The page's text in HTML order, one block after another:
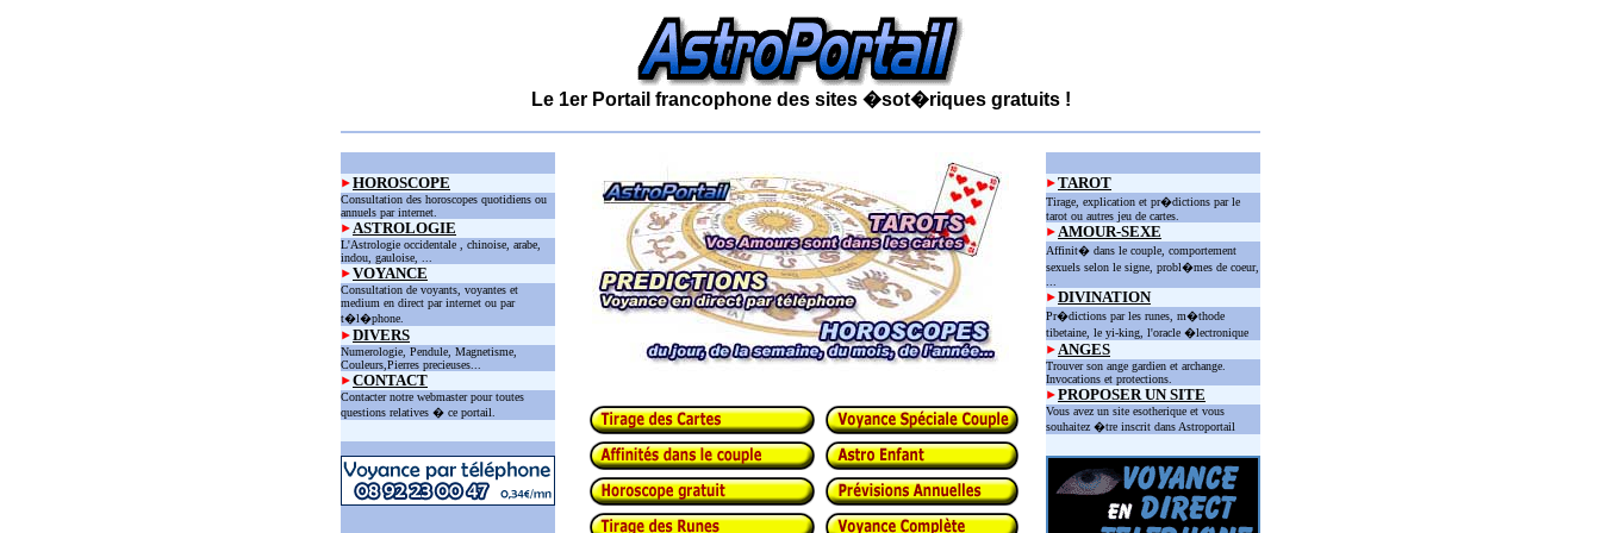
Le 1er Portail francophone des sites �sot�riques gratuits !
HOROSCOPE
Consultation des horoscopes quotidiens ou
annuels par internet.
ASTROLOGIE
L'Astrologie occidentale , chinoise, arabe,
indou, gauloise, ...
VOYANCE
Consultation de voyants, voyantes et
medium en direct par internet ou par
t�l�phone.
DIVERS
Numerologie, Pendule, Magnetisme,
Couleurs,Pierres precieuses...
CONTACT
Contacter notre webmaster pour toutes
questions relatives � ce portail.
TAROT
Tirage, explication et pr�dictions par le
tarot ou autres jeu de cartes.
AMOUR-SEXE
Affinit� dans le couple, comportement
sexuels selon le signe, probl�mes de coeur,
DIVINATION
Pr�dictions par les runes, m�thode
tibetaine, le yi-king, l'oracle �lectronique
ANGES
Trouver son ange gardien et archange.
Invocations et protections.
PROPOSER UN SITE
Vous avez un site esotherique et vous
souhaitez �tre inscrit dans Astroportail